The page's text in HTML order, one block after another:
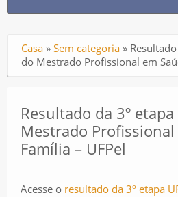
DMS – UFPEL
UNA – SUS
P2K
FALE CONOSCO
Casa »Sem categoria »
do Mestrado Profissional em
Resultado da 3º
Mestrado Profissional
Família – UFPel
Acesse o resultado da 3º etapa